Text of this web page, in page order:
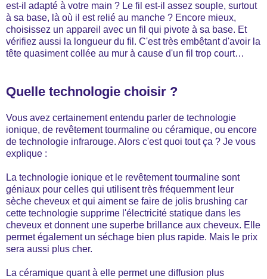
est-il adapté à votre main ? Le fil est-il assez souple, surtout
à sa base, là où il est relié au manche ? Encore mieux,
choisissez un appareil avec un fil qui pivote à sa base. Et
vérifiez aussi la longueur du fil. C'est très embêtant d'avoir la
tête quasiment collée au mur à cause d'un fil trop court…
Quelle technologie choisir ?
Vous avez certainement entendu parler de technologie
ionique, de revêtement tourmaline ou céramique, ou encore
de technologie infrarouge. Alors c'est quoi tout ça ? Je vous
explique :
La technologie ionique et le revêtement tourmaline sont
géniaux pour celles qui utilisent très fréquemment leur
sèche cheveux et qui aiment se faire de jolis brushing car
cette technologie supprime l'électricité statique dans les
cheveux et donnent une superbe brillance aux cheveux. Elle
permet également un séchage bien plus rapide. Mais le prix
sera aussi plus cher.
La céramique quant à elle permet une diffusion plus